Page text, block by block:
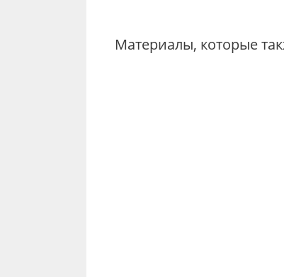
Материалы, которые